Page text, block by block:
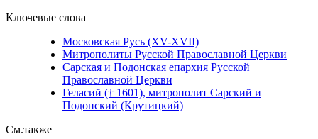
Ключевые слова
Московская Русь (XV-XVII)
Митрополиты Русской Православной Церкви
Сарская и Подонская епархия Русской
Православной Церкви
Геласий († 1601), митрополит Сарский и
Подонский (Крутицкий)
См.также